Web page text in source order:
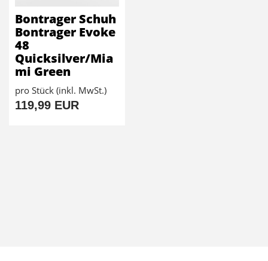
Bontrager Schuh
Bontrager Evoke
48
Quicksilver/Mia
mi Green
pro Stück (inkl. MwSt.)
119,99 EUR